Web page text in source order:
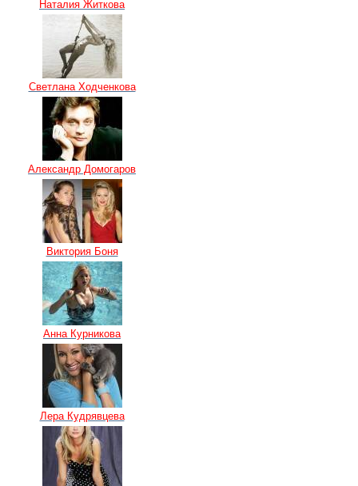
Наталия Житкова
Светлана Ходченкова
Александр Домогаров
Виктория Боня
Анна Курникова
Лера Кудрявцева